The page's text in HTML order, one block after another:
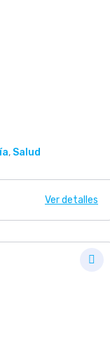
, Salud
Ver detalles